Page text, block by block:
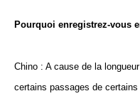
Pourquoi enregistrez-vous
Chino : A cause de la
certains passages de